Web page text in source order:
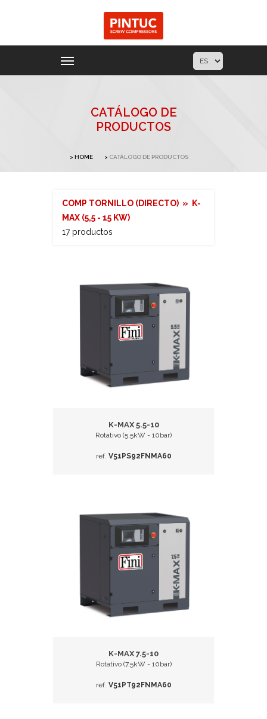
CATÁLOGO DE
PRODUCTOS
HOME CATÁLOGO DE PRODUCTOS
COMP TORNILLO (DIRECTO) » K-
MAX (5,5 - 15 KW)
17 productos
K-MAX 5.5-10
Rotativo (5,5kW - 10bar)
ref. V51PS92FNMA60
K-MAX 7.5-10
Rotativo (7,5kW - 10bar)
ref. V51PT92FNMA60